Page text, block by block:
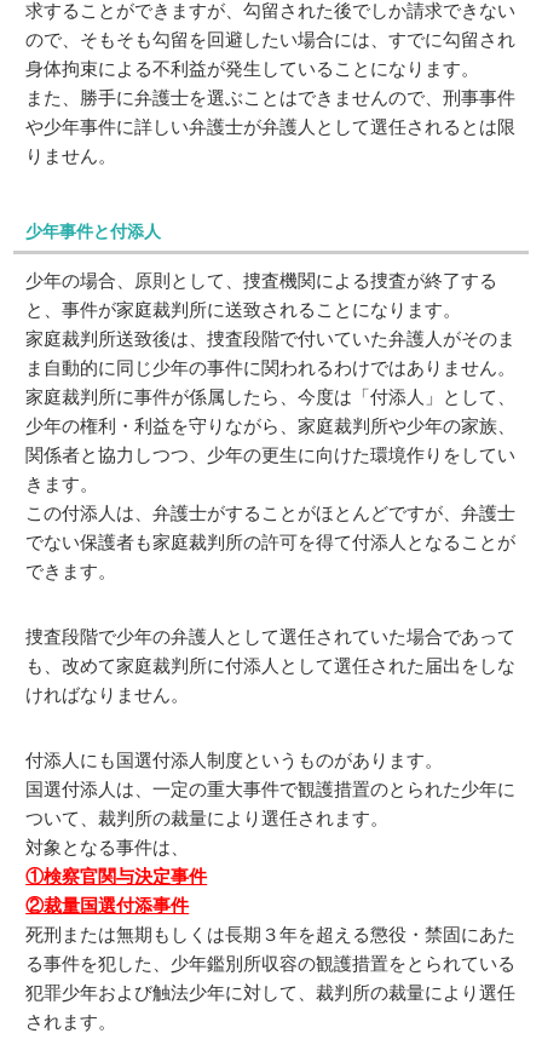
求することができますが、勾留された後でしか請求できない
ので、そもそも勾留を回避したい場合には、すでに勾留され
身体拘束による不利益が発生していることになります。
また、勝手に弁護士を選ぶことはできませんので、刑事事件
や少年事件に詳しい弁護士が弁護人として選任されるとは限
りません。
少年事件と付添人
少年の場合、原則として、捜査機関による捜査が終了する
と、事件が家庭裁判所に送致されることになります。
家庭裁判所送致後は、捜査段階で付いていた弁護人がそのま
ま自動的に同じ少年の事件に関われるわけではありません。
家庭裁判所に事件が係属したら、今度は「付添人」として、
少年の権利・利益を守りながら、家庭裁判所や少年の家族、
関係者と協力しつつ、少年の更生に向けた環境作りをしてい
きます。
この付添人は、弁護士がすることがほとんどですが、弁護士
でない保護者も家庭裁判所の許可を得て付添人となることが
できます。
捜査段階で少年の弁護人として選任されていた場合であって
も、改めて家庭裁判所に付添人として選任された届出をしな
ければなりません。
付添人にも国選付添人制度というものがあります。
国選付添人は、一定の重大事件で観護措置のとられた少年に
ついて、裁判所の裁量により選任されます。
対象となる事件は、
①検察官関与決定事件
②裁量国選付添事件
死刑または無期もしくは長期３年を超える懲役・禁固にあた
る事件を犯した、少年鑑別所収容の観護措置をとられている
犯罪少年および触法少年に対して、裁判所の裁量により選任
されます。